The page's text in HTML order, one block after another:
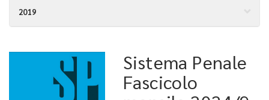
2019
Sistema Penale
Fascicolo